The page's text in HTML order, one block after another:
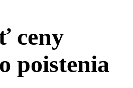
ceny
poistenia